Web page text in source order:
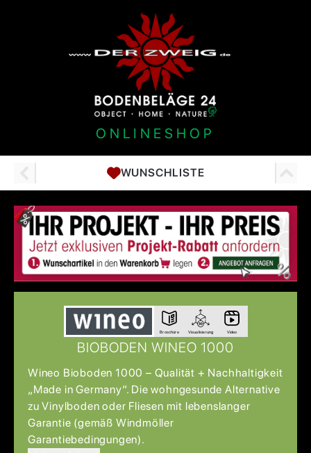
ONLINESHOP
WUNSCHLISTE
Broschüre Visualisierung Video
BIOBODEN WINEO 1000
Wineo Bioboden 1000 – Qualität + Nachhaltigkeit
„Made in Germany“. Die wohngesunde Alternative
zu Vinylboden oder Fliesen mit lebenslanger
Garantie (gemäß Windmöller
Garantiebedingungen).